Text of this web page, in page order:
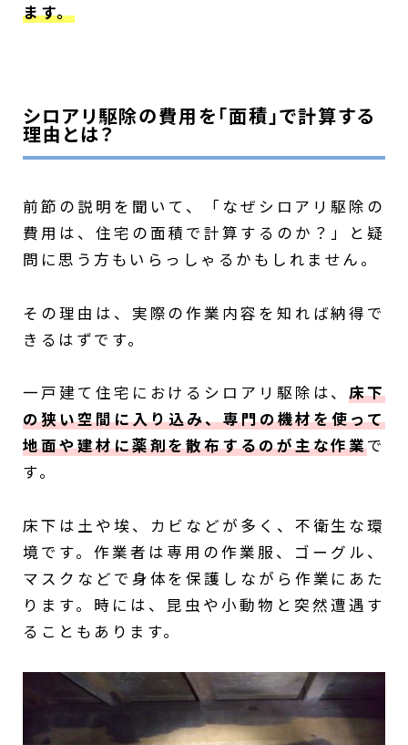
ます。
シロアリ駆除の費用を「面積」で計算する
理由とは？
前節の説明を聞いて、「なぜシロアリ駆除の
費用は、住宅の面積で計算するのか？」と疑
問に思う方もいらっしゃるかもしれません。
その理由は、実際の作業内容を知れば納得で
きるはずです。
一戸建て住宅におけるシロアリ駆除は、床下
の狭い空間に入り込み、専門の機材を使って
地面や建材に薬剤を散布するのが主な作業で
す。
床下は土や埃、カビなどが多く、不衛生な環
境です。作業者は専用の作業服、ゴーグル、
マスクなどで身体を保護しながら作業にあた
ります。時には、昆虫や小動物と突然遭遇す
ることもあります。